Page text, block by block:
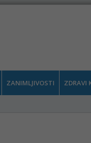
ZANIMLJIVOSTI ZDRAVI